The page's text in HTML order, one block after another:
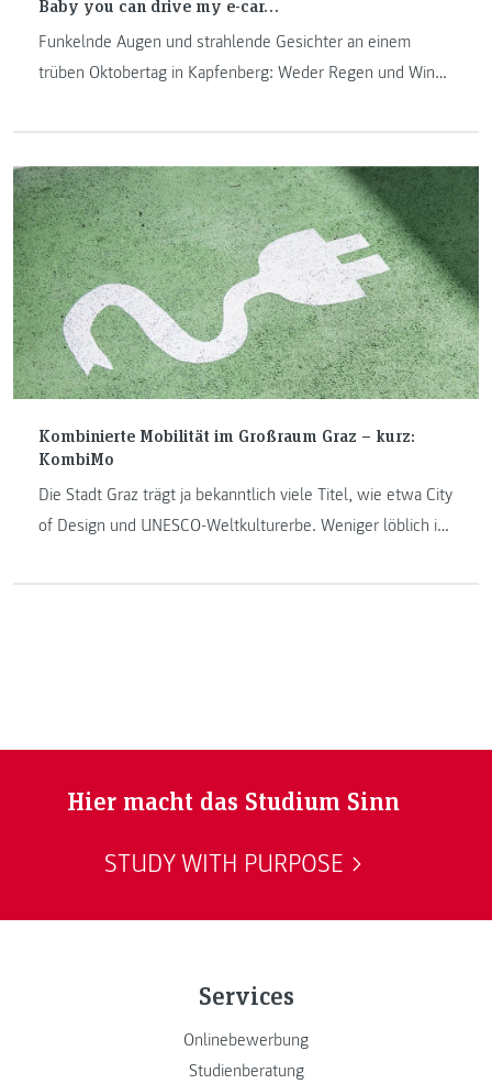
Baby you can drive my e-car…
Funkelnde Augen und strahlende Gesichter an einem
trüben Oktobertag in Kapfenberg: Weder Regen und Wind,
Campus in Kapfenberg trüben. Neben E-Mountain Bikes
und E-Autos der Marken Nissan, VW und BMW standen an
diesem Tag auch drei Modelle der Marke Tesla für eine
Probefahrt bereit.
Kombinierte Mobilität im Großraum Graz – kurz:
KombiMo
Die Stadt Graz trägt ja bekanntlich viele Titel, wie etwa City
of Design und UNESCO-Weltkulturerbe. Weniger löblich ist
Hier macht das Studium Sinn
STUDY WITH PURPOSE
Services
Onlinebewerbung
Studienberatung